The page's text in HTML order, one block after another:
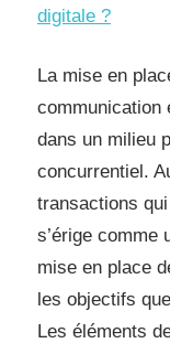
digitale ?
La mise en
communication
dans un milieu
concurrentiel.
transactions
s’érige comme
mise en place
les objectifs
Les éléments